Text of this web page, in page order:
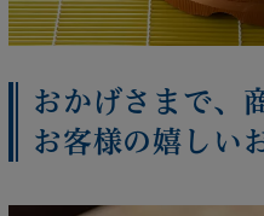
おかげさまで、
お客様の嬉しい